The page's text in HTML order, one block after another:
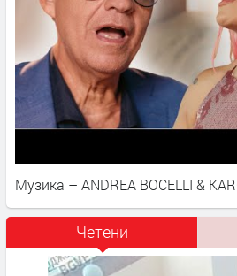
Музика – ANDREA BOCELLI &
Четени